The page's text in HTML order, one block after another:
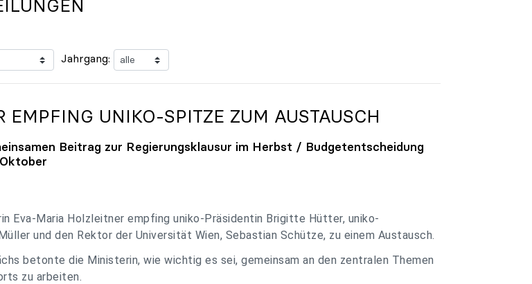
Jahrgang:
EMPFING UNIKO-SPITZE ZUM AUSTAUSCH
Beitrag zur Regierungsklausur im Herbst / Budgetentscheidung
Eva-Maria Holzleitner empfing uniko-Präsidentin Brigitte Hütter, uniko-
und den Rektor der Universität Wien, Sebastian Schütze, zu einem Austausch.
betonte die Ministerin, wie wichtig es sei, gemeinsam an den zentralen Themen
zu arbeiten.